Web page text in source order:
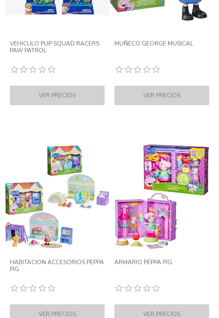
VEHICULO PUP SQUAD RACERS
PAW PATROL
MUÑECO GEORGE MUSICAL
HABITACION ACCESORIOS PEPPA
PIG
ARMARIO PEPPA PIG